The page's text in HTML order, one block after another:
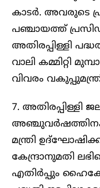
കാടർ. അവരുടെ
പഞ്ചായത്ത്
അതിരപ്പിള്ളി
വാലി കമ്മിറ്റി
വിവരം
7. അതിരപ്പിള്ളി
മന്ത്രി
കേന്ദ്രാനുമതി
എതിർപ്പും